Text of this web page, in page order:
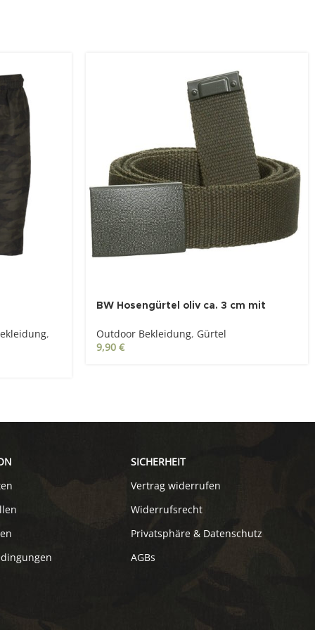
,
BW Hosengürtel oliv ca. 3 cm mit
Outdoor Bekleidung, Gürtel
9,90 €
SICHERHEIT
Vertrag widerrufen
Widerrufsrecht
Privatsphäre & Datenschutz
AGBs